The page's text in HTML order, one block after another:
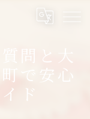
問と大
で安心
ド